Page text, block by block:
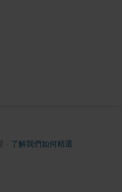
了解我們如何精選